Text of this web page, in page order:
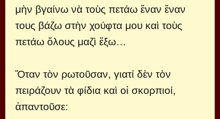
μὴν βγαίνω νὰ τοὺς πετάω ἕναν ἕναν
τους βάζω στὴν χούφτα μου καὶ τοὺς
πετάω ὅλους μαζὶ ἔξω…
Ὅταν τὸν ρωτοῦσαν, γιατί δὲν τὸν
πειράζουν τὰ φίδια καὶ οἱ σκορπιοί,
ἀπαντοῦσε: